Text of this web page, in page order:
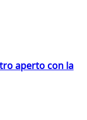
aperto con la